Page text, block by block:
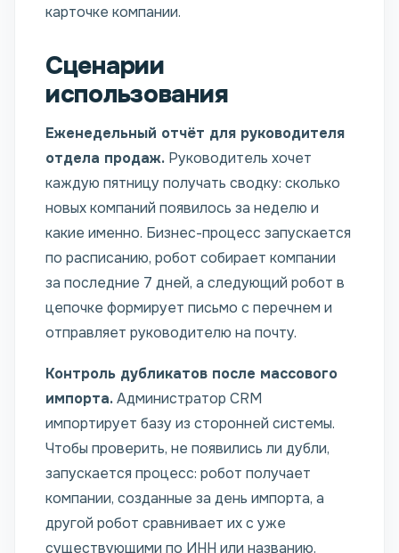
карточке компании.
Сценарии
использования
Еженедельный отчёт для руководителя
отдела продаж. Руководитель хочет
каждую пятницу получать сводку: сколько
новых компаний появилось за неделю и
какие именно. Бизнес-процесс запускается
по расписанию, робот собирает компании
за последние 7 дней, а следующий робот в
цепочке формирует письмо с перечнем и
отправляет руководителю на почту.
Контроль дубликатов после массового
импорта.Администратор CRM
импортирует базу из сторонней системы.
Чтобы проверить, не появились ли дубли,
запускается процесс: робот получает
компании, созданные за день импорта, а
другой робот сравнивает их с уже
существующими по ИНН или названию.